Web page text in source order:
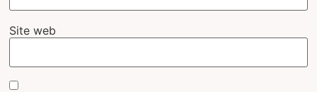
Site web